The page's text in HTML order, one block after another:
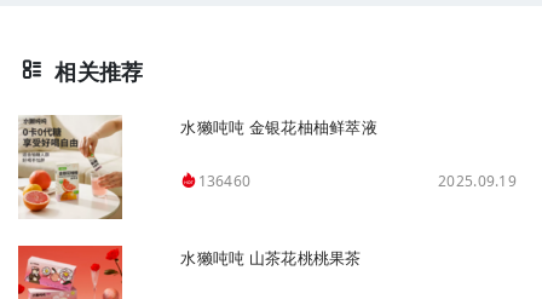
相关推荐
水獭吨吨 金银花柚柚鲜萃液
136460 2025.09.19
水獭吨吨 山茶花桃桃果茶